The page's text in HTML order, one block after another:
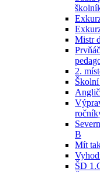
Mistr
2.
B
Mít
ŠD